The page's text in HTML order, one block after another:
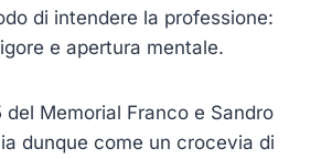
di intendere la professione:
e apertura mentale.
del Memorial Franco e Sandro
dunque come un crocevia di